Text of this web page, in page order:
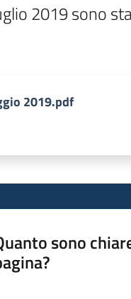
2019 sono
2019.pdf
sono